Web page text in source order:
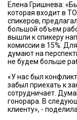
Елена Гришнева:
которая входит в
спикеров,
большой объем
вышли к спикеру
комиссии в 15%.
думают на
не будем больше
«У нас был
забыл приехать к
сотрудничает.
гонорара. В
клиенту», -